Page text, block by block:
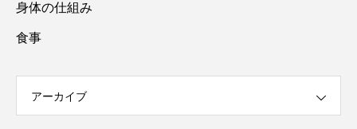
身体の仕組み
食事
アーカイブ